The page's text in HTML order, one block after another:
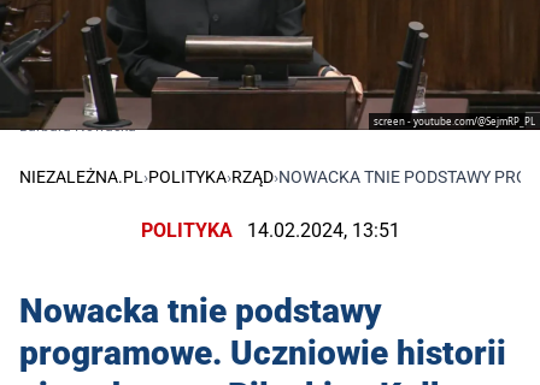
screen - youtube.com/@SejmRP_PL
Barbara Nowacka
NIEZALEŻNA.PL ›POLITYKA›RZĄD›NOWACKA TNIE PODSTAWY
POLITYKA 14.02.2024, 13:51
Nowacka tnie podstawy
programowe. Uczniowie historii